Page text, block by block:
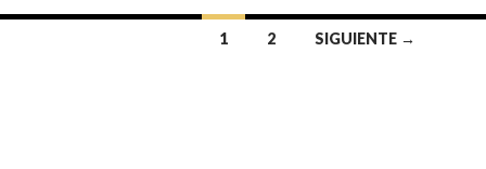
1 2 SIGUIENTE →